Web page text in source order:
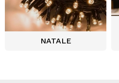
NATALE